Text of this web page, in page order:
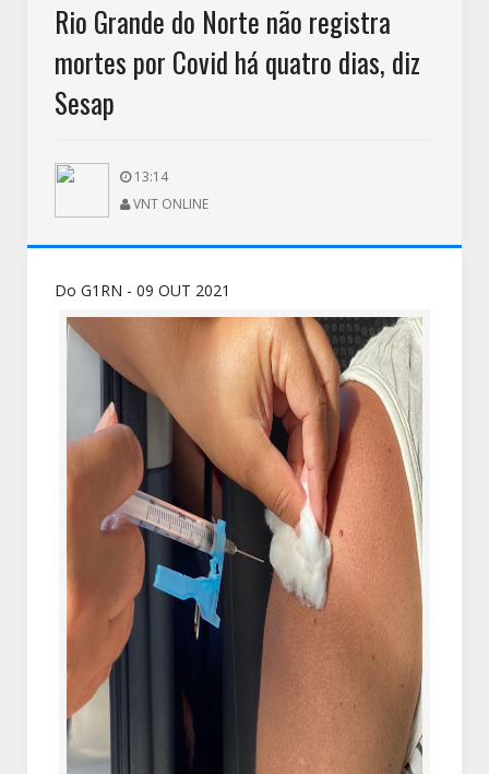
Rio Grande do Norte não registra
mortes por Covid há quatro dias, diz
Sesap
13:14
VNT ONLINE
Do G1RN - 09 OUT 2021